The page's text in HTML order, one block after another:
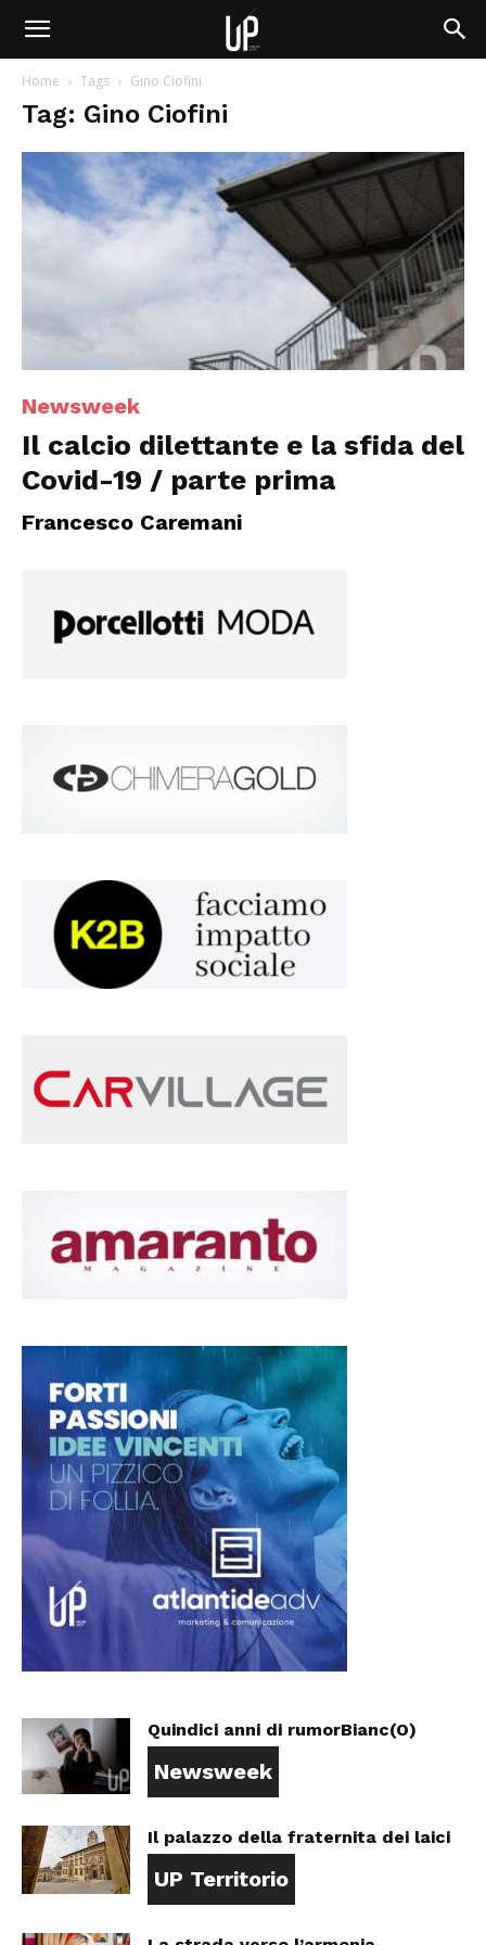
Home Tags Gino Ciofini
Tag: Gino Ciofini
Newsweek
Il calcio dilettante e la sfida del
Covid-19 / parte prima
Francesco Caremani
Quindici anni di rumorBianc(O)
Newsweek
Il palazzo della fraternita dei laici
UP Territorio